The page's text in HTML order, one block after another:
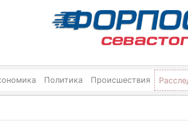
Политика Происшествия